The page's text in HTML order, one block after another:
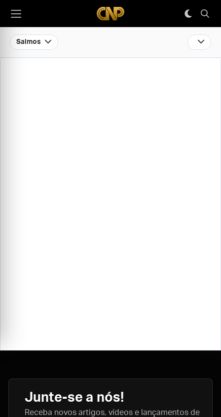
Salmos
Junte-se a nós!
Receba novos artigos, vídeos e lançamentos de